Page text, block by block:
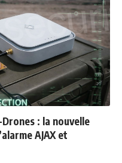
: la nouvelle
AJAX et